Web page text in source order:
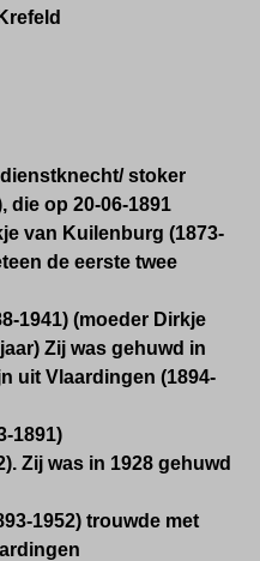
stoker
die op 20-06-1891
van Kuilenburg (1873-
de eerste twee
1941) (moeder Dirkje
Zij was gehuwd in
uit Vlaardingen (1894-
1891)
Zij was in 1928 gehuwd
1952) trouwde met